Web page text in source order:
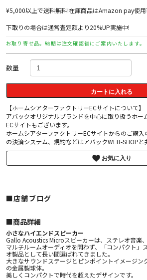
¥5,000以上で送料無料!在庫商品はAmazon pay使用
下取りの場合は通常査定額より20%UP実施中!
お取り寄せ品。納期は注文確認後にご案内いたします。
数量
カートに入れる
【ホームシアターファクトリーECサイトについて】
アバックオリジナルブランドを中心に取り扱うホー
ECサイトもございます。
ホームシアターファクトリーECサイトからのご購
の決済システム、規約などはアバックWEB-SHOPと
お気に入り
■店舗ブログ
■︎商品詳細
小さなハイエンドスピーカー
Gallo Acoustics Microスピーカーは、ステレオ音楽
マルチルームオーディオを問わず、「コンパクト」
オ製品として長い間選ばれてきました。
大きなサウンドステージとピンポイントイメージン
の金属製球体。
美しくコンパクトで時代を超えたデザインです。